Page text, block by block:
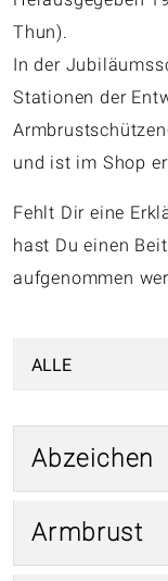
Thun).
In der
Stationen der
und ist im Shop
Fehlt Dir eine
hast Du einen
aufgenommen
Abzeichen
Armbrust